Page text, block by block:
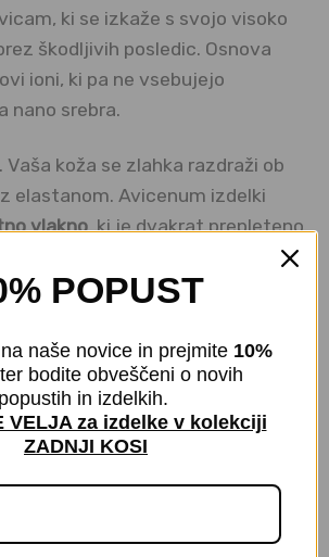
ki se izkaže s svojo visoko
škodljivih posledic. Osnova
ioni, ki pa ne vsebujejo
nano srebra.
. Vaša koža se zlahka razdraži ob
elastanom. Avicenum izdelki
vlakno, ki je dvakrat prepleteno
mu preprečujejo neposreden stik z
so tako bolj udobni in koži
vlakno, ki zagotavlja popolno
skozi njegovo celotno življenjsko
POPUST
naše novice in prejmite 10%
ter bodite obveščeni o novih
popustih in izdelkih.
VELJA za izdelke v kolekciji
ZADNJI KOSI